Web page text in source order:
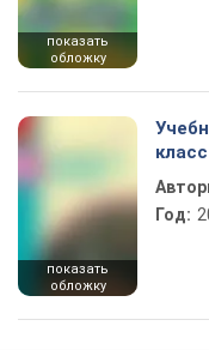
показать
обложку
показать
обложку
класс
Год: